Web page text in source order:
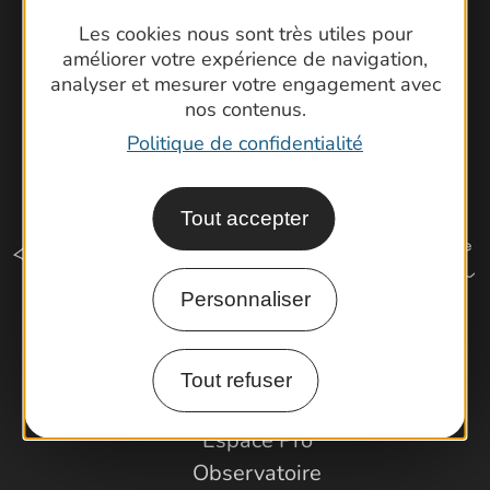
Les cookies nous sont très utiles pour
améliorer votre expérience de navigation,
analyser et mesurer votre engagement avec
nos contenus.
Politique de confidentialité
Tout accepter
Personnaliser
Tout refuser
Comment venir ?
Espace Pro
Observatoire